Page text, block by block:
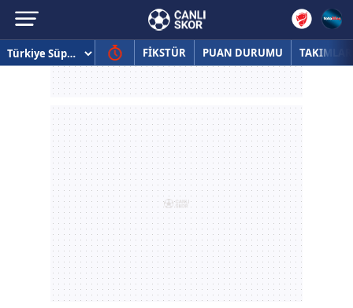
FİKSTÜR PUAN DURUMU TAKIMLAR